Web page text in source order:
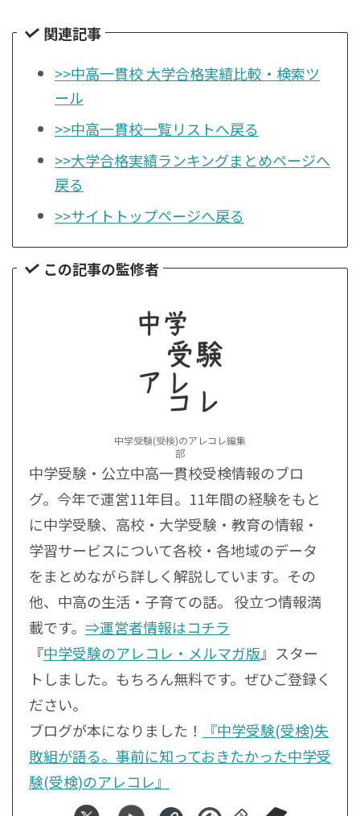
関連記事
>>中高一貫校 大学合格実績比較・検索ツ
ール
>>中高一貫校一覧リストへ戻る
>>大学合格実績ランキングまとめページへ
戻る
>>サイトトップページへ戻る
この記事の監修者
中学受験(受検)のアレコレ編集
部
中学受験・公立中高一貫校受検情報のブロ
グ。今年で運営11年目。11年間の経験をもと
に中学受験、高校・大学受験・教育の情報・
学習サービスについて各校・各地域のデータ
をまとめながら詳しく解説しています。その
他、中高の生活・子育ての話。 役立つ情報満
載です。 ⇒運営者情報はコチラ
『中学受験のアレコレ・メルマガ版』スター
トしました。もちろん無料です。ぜひご登録く
ださい。
ブログが本になりました！
『中学受験(受検)失
敗組が語る。事前に知っておきたかった中学受
験(受検)のアレコレ』